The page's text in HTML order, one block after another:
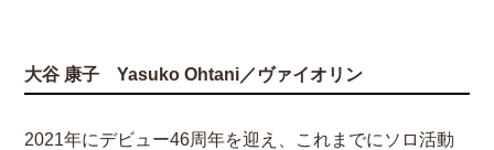
大谷 康子 Yasuko Ohtani／ヴァイオリン
2021年にデビュー46周年を迎え、これまでにソロ活動